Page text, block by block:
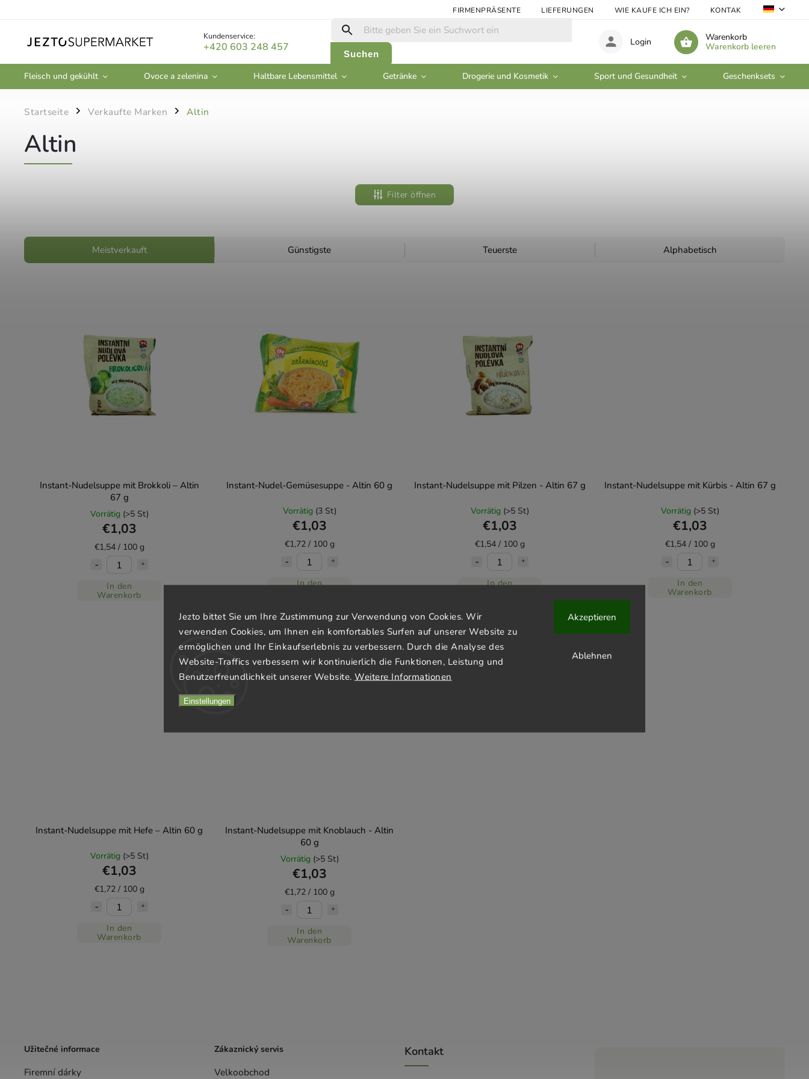
Jezto bittet Sie um Ihre Zustimmung zur Verwendung von Cookies. Wir
verwenden Cookies, um Ihnen ein komfortables Surfen auf unserer Website zu
ermöglichen und Ihr Einkaufserlebnis zu verbessern. Durch die Analyse des
Website-Traffics verbessern wir kontinuierlich die Funktionen, Leistung und
Benutzerfreundlichkeit unserer Website. Weitere Informationen
Einstellungen
Ablehnen
Akzeptieren
FIRMENPRÄSENTE LIEFERUNGEN WIE KAUFE ICH EIN? KONTAKTE
Kundenservice:
+420 603 248 457
Suchen
Warenkorb
Warenkorb leeren
Login
Fleisch und gekühlt Ovoce a zelenina Haltbare Lebensmittel Getränke Drogerie und Kosmetik Sport und Gesundheit Geschenksets
Startseite / Verkaufte Marken / Altin
Altin
Filter öffnen
Meistverkauft Günstigste Teuerste Alphabetisch
Instant-Nudelsuppe mit Brokkoli – Altin
67 g
Vorrätig (>5 St)
€1,03
€1,54 / 100 g
In den
Warenkorb
Instant-Nudel-Gemüsesuppe - Altin 60 g
Vorrätig (3 St)
€1,03
€1,72 / 100 g
In den
Instant-Nudelsuppe mit Pilzen - Altin 67 g
Vorrätig (>5 St)
€1,03
€1,54 / 100 g
In den
Instant-Nudelsuppe mit Kürbis - Altin 67 g
Vorrätig (>5 St)
€1,03
€1,54 / 100 g
In den
Warenkorb
Instant-Nudelsuppe mit Hefe – Altin 60 g
Vorrätig (>5 St)
€1,03
€1,72 / 100 g
In den
Warenkorb
Instant-Nudelsuppe mit Knoblauch - Altin
60 g
Vorrätig (>5 St)
€1,03
€1,72 / 100 g
In den
Warenkorb
Užitečné informace
Firemní dárky
Zákaznický servis
Velkoobchod
Kontakt